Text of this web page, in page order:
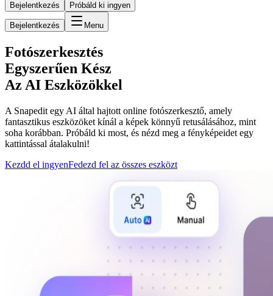
Bejelentkezés Próbáld ki ingyen
Bejelentkezés Menu
Fotószerkesztés
Egyszerűen Kész
Az AI Eszközökkel
A Snapedit egy AI által hajtott online fotószerkesztő, amely
fantasztikus eszközöket kínál a képek könnyű retusálásához, mint
soha korábban. Próbáld ki most, és nézd meg a fényképeidet egy
kattintással átalakulni!
Kezdd el ingyenFedezd fel az összes eszközt